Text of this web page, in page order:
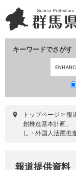
ー
ジ
ニ
ュ
て
キーワードでさがす
トップページ > 報
創推進基本計画」
し・外国人活躍推
報道提供資料